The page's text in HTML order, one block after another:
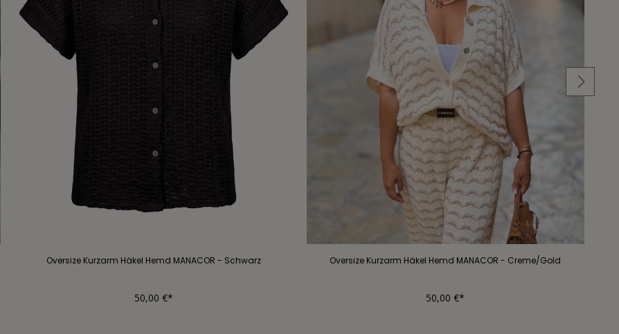
Oversize Kurzarm Häkel Hemd MANACOR - Schwarz
50,00 €*
Oversize Kurzarm Häkel Hemd MANACOR - Creme/Gold
50,00 €*